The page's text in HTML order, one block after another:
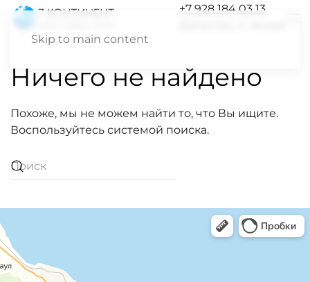
Skip to main content
+7 928 184 03 13
Ничего не найдено
Похоже, мы не можем найти то, что Вы ищите.
Воспользуйтесь системой поиска.